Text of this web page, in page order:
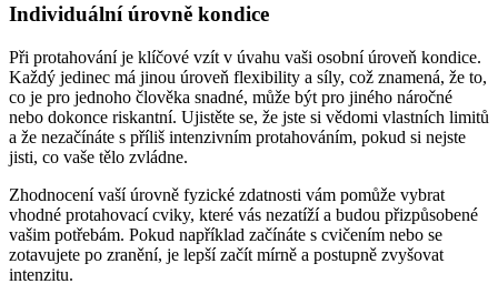
Individuální úrovně kondice
Při protahování je klíčové vzít v úvahu vaši osobní úroveň kondice.
Každý jedinec má jinou úroveň flexibility a síly, což znamená, že to,
co je pro jednoho člověka snadné, může být pro jiného náročné
nebo dokonce riskantní. Ujistěte se, že jste si vědomi vlastních limitů
a že nezačínáte s příliš intenzivním protahováním, pokud si nejste
jisti, co vaše tělo zvládne.
Zhodnocení vaší úrovně fyzické zdatnosti vám pomůže vybrat
vhodné protahovací cviky, které vás nezatíží a budou přizpůsobené
vašim potřebám. Pokud například začínáte s cvičením nebo se
zotavujete po zranění, je lepší začít mírně a postupně zvyšovat
intenzitu.